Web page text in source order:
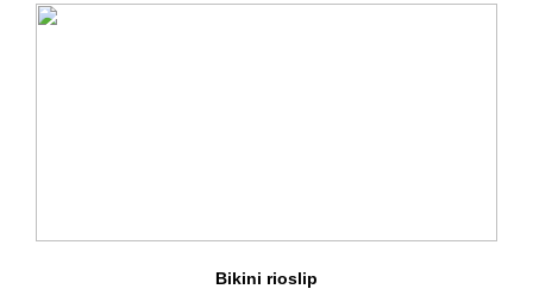
Bikini rioslip